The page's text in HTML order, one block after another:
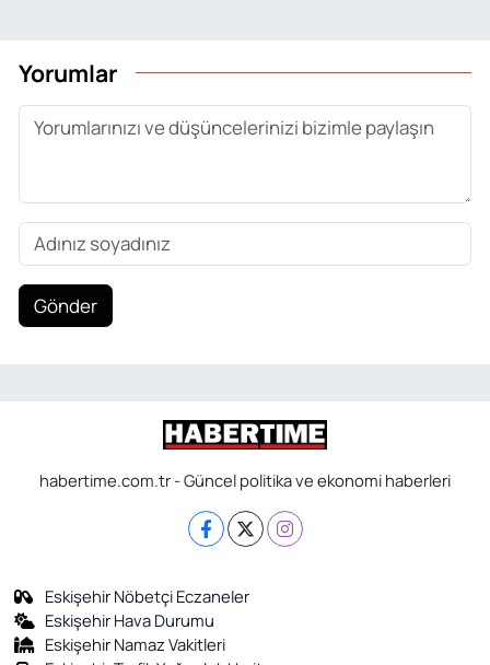
Yorumlar
Gönder
habertime.com.tr - Güncel politika ve ekonomi haberleri
Eskişehir Nöbetçi Eczaneler
Eskişehir Hava Durumu
Eskişehir Namaz Vakitleri